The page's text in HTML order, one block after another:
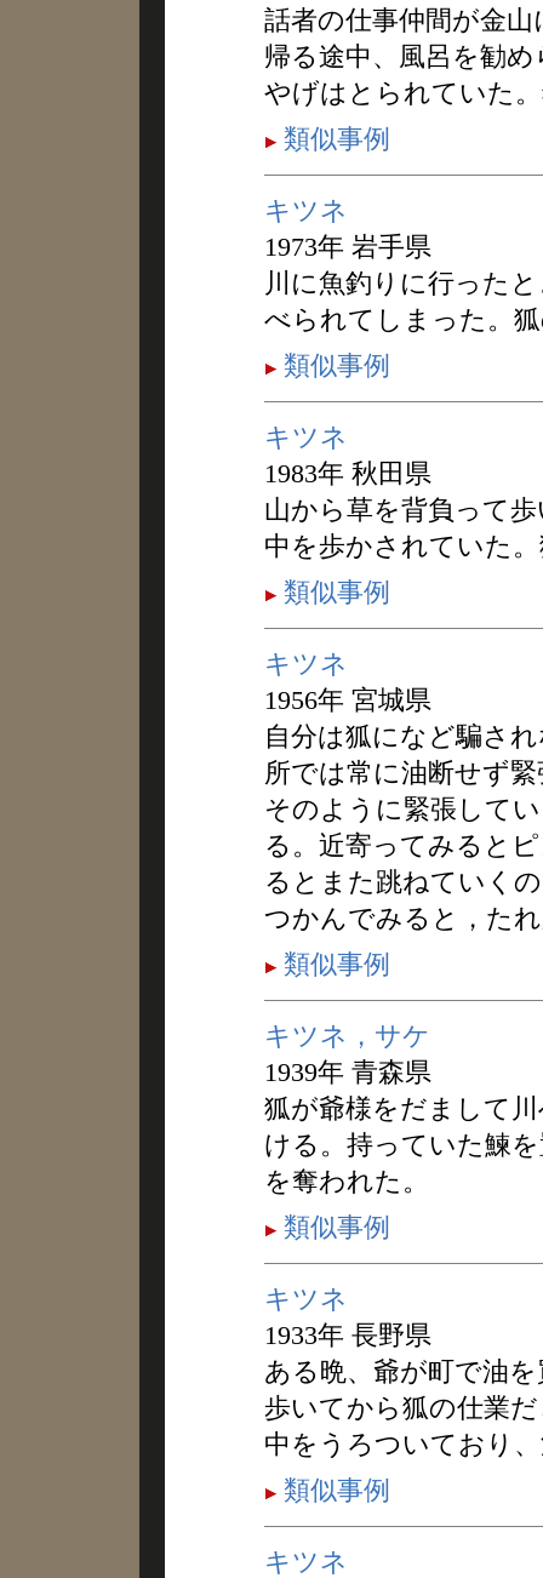
話者の仕事仲間が金
帰る途中、風呂を勧
やげはとられていた
類似事例
キツネ
1973年 岩手県
川に魚釣りに行った
べられてしまった。
類似事例
キツネ
1983年 秋田県
山から草を背負って
中を歩かされていた
類似事例
キツネ
1956年 宮城県
自分は狐になど騙さ
所では常に油断せず
そのように緊張して
る。近寄ってみると
るとまた跳ねていく
つかんでみると，た
類似事例
キツネ，サケ
1939年 青森県
狐が爺様をだまして
ける。持っていた鰊
を奪われた。
類似事例
キツネ
1933年 長野県
ある晩、爺が町で油
歩いてから狐の仕業
中をうろついており
類似事例
キツネ